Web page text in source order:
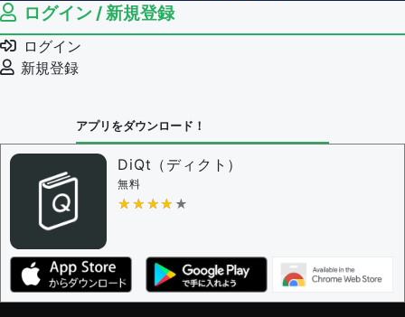
ログイン / 新規登録
ログイン
新規登録
アプリをダウンロード！
DiQt（ディクト）
無料
★★★★★
★★★★★